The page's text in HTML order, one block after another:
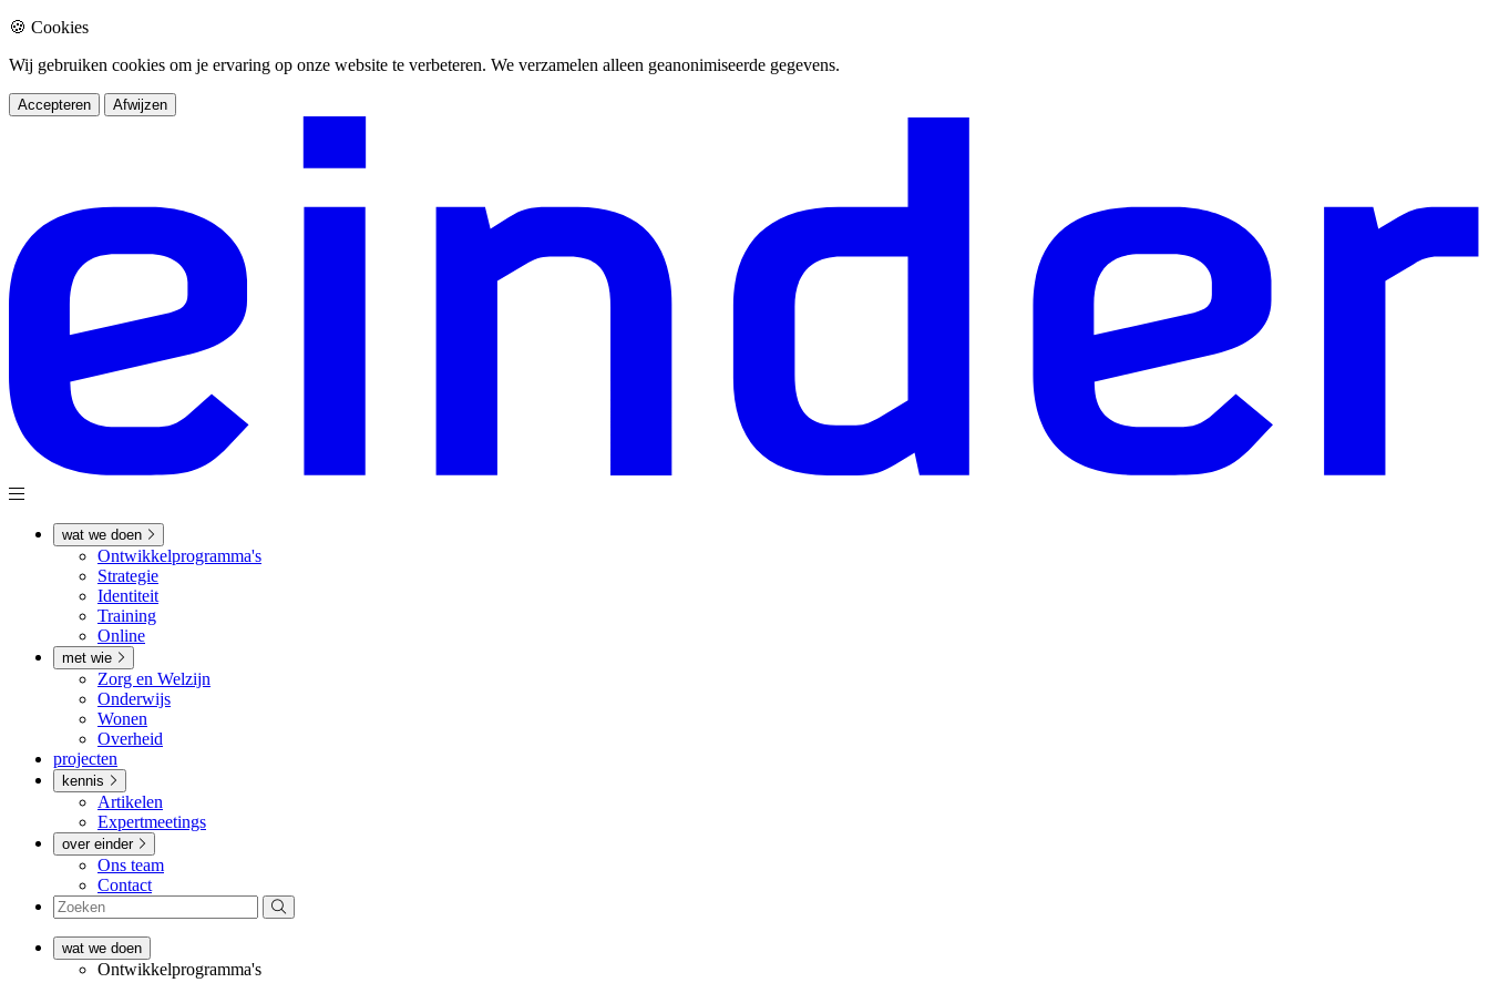
🍪 Cookies
Wij gebruiken cookies om je ervaring op onze website te verbeteren. We verzamelen alleen geanonimiseerde gegevens.
Accepteren Afwijzen
wat we doen
Ontwikkel­­programma's
Strategie
Identiteit
Training
Online
met wie
Zorg en Welzijn
Onderwijs
Wonen
Overheid
projecten
kennis
Artikelen
Expertmeetings
over einder
Ons team
Contact
wat we doen
Ontwikkel­­programma's